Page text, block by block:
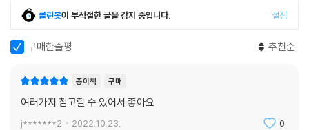
클린봇이 부적절한 글을 감지 중입니다. 설정
구매한줄평 추천순
종이책 구매
여러가지 참고할 수 있어서 좋아요
j*******2 2022.10.23. 0